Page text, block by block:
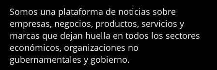
Somos una plataforma de noticias sobre
empresas, negocios, productos, servicios y
marcas que dejan huella en todos los sectores
económicos, organizaciones no
gubernamentales y gobierno.